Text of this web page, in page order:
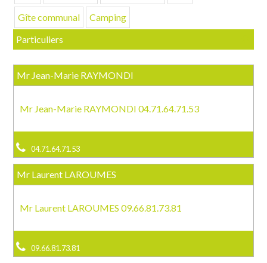
Gîte communal
Camping
Particuliers
Mr Jean-Marie RAYMONDI
Mr Jean-Marie RAYMONDI 04.71.64.71.53
04.71.64.71.53
Mr Laurent LAROUMES
Mr Laurent LAROUMES 09.66.81.73.81
09.66.81.73.81